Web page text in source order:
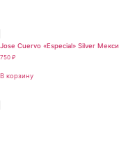
Jose Cuervo «Especial» Silver
750 ₽
В корзину